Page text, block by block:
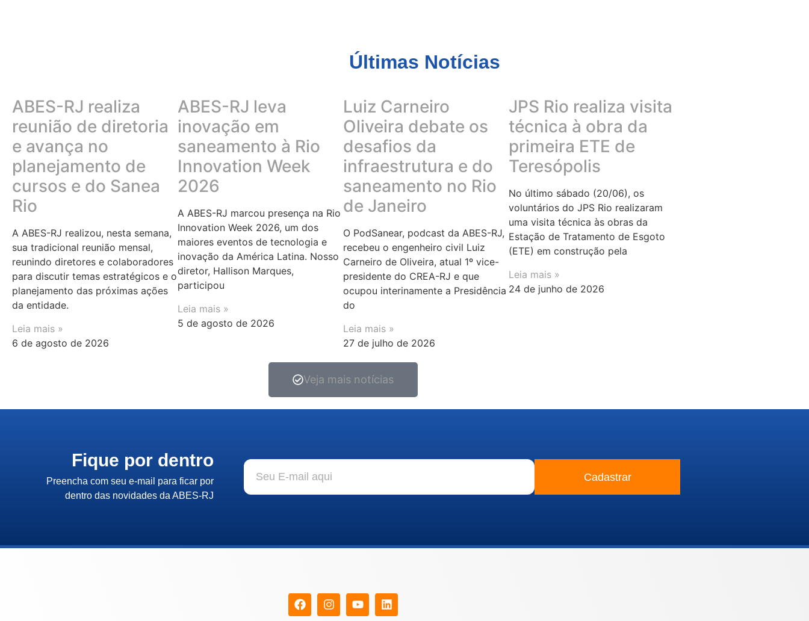
Últimas Notícias
ABES-RJ realiza
reunião de diretoria
e avança no
planejamento de
cursos e do Sanea
Rio
A ABES-RJ realizou, nesta semana,
sua tradicional reunião mensal,
reunindo diretores e colaboradores
para discutir temas estratégicos e o
planejamento das próximas ações
da entidade.
Leia mais »
6 de agosto de 2026
ABES-RJ leva
inovação em
saneamento à Rio
Innovation Week
2026
A ABES-RJ marcou presença na Rio
Innovation Week 2026, um dos
maiores eventos de tecnologia e
inovação da América Latina. Nosso
diretor, Hallison Marques,
participou
Leia mais »
5 de agosto de 2026
Luiz Carneiro
Oliveira debate os
desafios da
infraestrutura e do
saneamento no Rio
de Janeiro
O PodSanear, podcast da ABES-RJ,
recebeu o engenheiro civil Luiz
Carneiro de Oliveira, atual 1º vice-
presidente do CREA-RJ e que
ocupou interinamente a Presidência
do
Leia mais »
27 de julho de 2026
JPS Rio realiza visita
técnica à obra da
primeira ETE de
Teresópolis
No último sábado (20/06), os
voluntários do JPS Rio realizaram
uma visita técnica às obras da
Estação de Tratamento de Esgoto
(ETE) em construção pela
Leia mais »
24 de junho de 2026
Veja mais notícias
Fique por dentro
Preencha com seu e-mail para ficar por
dentro das novidades da ABES-RJ
Cadastrar